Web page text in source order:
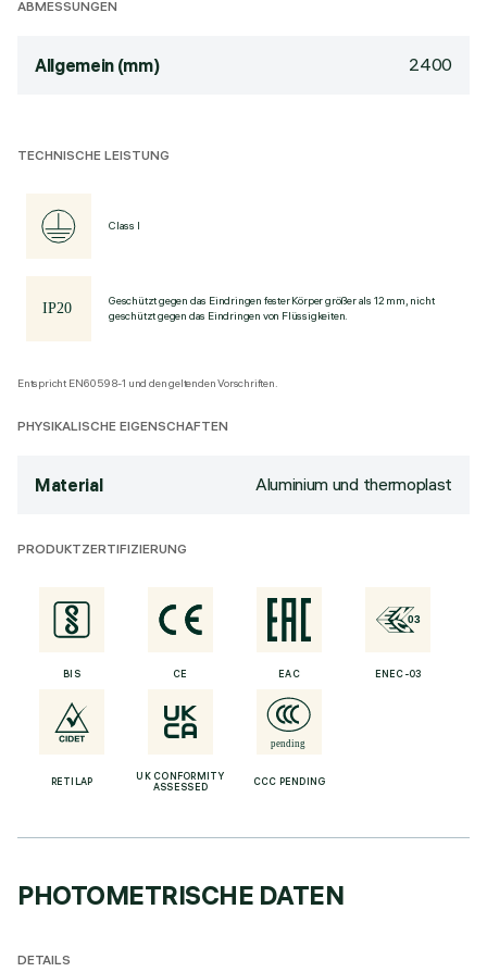
ABMESSUNGEN
Allgemein (mm) 2400
TECHNISCHE LEISTUNG
Class I
Geschützt gegen das Eindringen fester Körper größer als 12 mm, nicht
geschützt gegen das Eindringen von Flüssigkeiten.
Entspricht EN60598-1 und den geltenden Vorschriften.
PHYSIKALISCHE EIGENSCHAFTEN
Material Aluminium und thermoplast
PRODUKTZERTIFIZIERUNG
BIS CE EAC ENEC-03
RETILAP
UK CONFORMITY
ASSESSED
CCC PENDING
PHOTOMETRISCHE DATEN
DETAILS